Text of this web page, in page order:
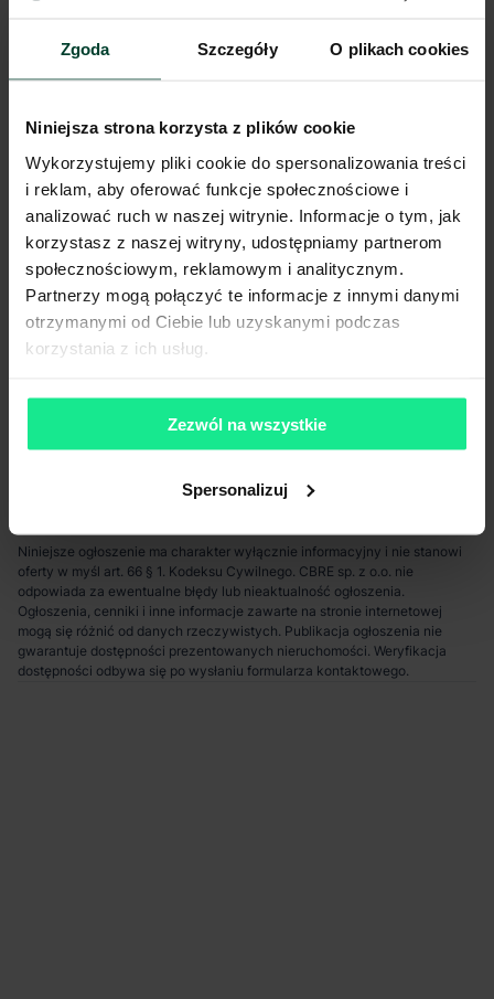
Zgoda Szczegóły O plikach cookies
Niniejsza strona korzysta z plików cookie
Wykorzystujemy pliki cookie do spersonalizowania treści
i reklam, aby oferować funkcje społecznościowe i
analizować ruch w naszej witrynie. Informacje o tym, jak
korzystasz z naszej witryny, udostępniamy partnerom
społecznościowym, reklamowym i analitycznym.
Partnerzy mogą połączyć te informacje z innymi danymi
otrzymanymi od Ciebie lub uzyskanymi podczas
korzystania z ich usług.
Zezwól na wszystkie
Spersonalizuj
Tak
Świetliki
Tak
Tryskacze
Tak
Brama wjazdowa z poziomu
Tak
Pokaż więcej
Komunikacja
Port lotniczy
Autostrada / droga ekspresowa
Lokalizacja magazynu
Niniejsze ogłoszenie ma charakter wyłącznie informacyjny i nie stanowi
oferty w myśl art. 66 § 1. Kodeksu Cywilnego. CBRE sp. z o.o. nie
odpowiada za ewentualne błędy lub nieaktualność ogłoszenia.
Ogłoszenia, cenniki i inne informacje zawarte na stronie internetowej
mogą się różnić od danych rzeczywistych. Publikacja ogłoszenia nie
gwarantuje dostępności prezentowanych nieruchomości. Weryfikacja
dostępności odbywa się po wysłaniu formularza kontaktowego.